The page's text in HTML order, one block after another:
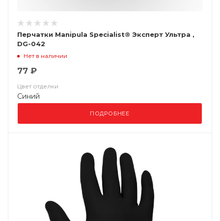
Перчатки Manipula Specialist® Эксперт Ультра ,
DG-042
Нет в наличии
77 ₽
Цвет отделки
Синий
ПОДРОБНЕЕ